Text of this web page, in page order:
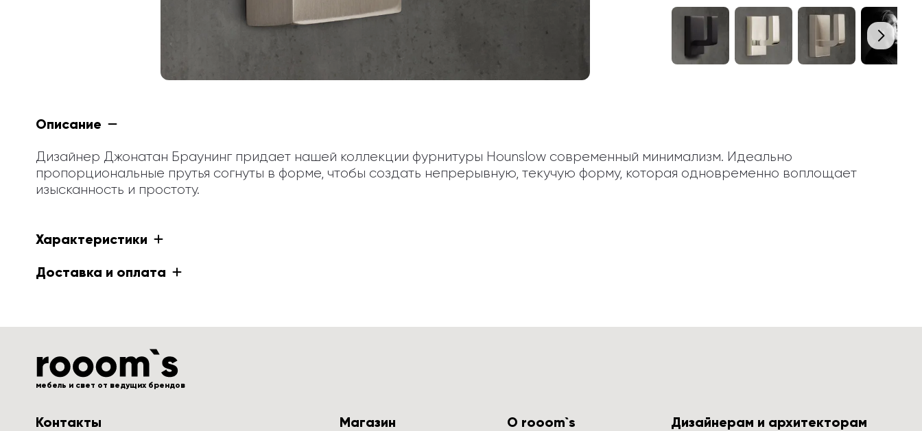
Описание
Дизайнер Джонатан Браунинг придает нашей коллекции фурнитуры Hounslow современный минимализм. Идеально
пропорциональные прутья согнуты в форме, чтобы создать непрерывную, текучую форму, которая одновременно воплощает
изысканность и простоту.
Характеристики
Доставка и оплата
мебель и свет от ведущих брендов
Контакты Магазин О rooom`s Дизайнерам и архитекторам